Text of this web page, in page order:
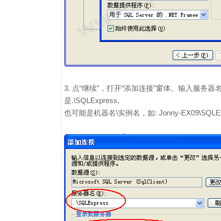
3. 点“继续”，打开“添加连接”窗体。输入服务
是.\SQLExpress,
也可能是机器名\实例名，如: Jonny-